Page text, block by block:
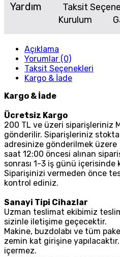
Yardım Taksit
Kurulum
Açıklama
Yorumlar (0)
Taksit Seçenekleri
Kargo & İade
Kargo & İade
Ücretsiz Kargo
200 TL ve üzeri siparişleriniz
gönderilir. Siparişleriniz
adresinize gönderilmek üzere
saat 12:00 öncesi alınan
sonrası 1-3 iş günü içerisinde
Siparişinizi vermeden önce
kontrol ediniz.
Sanayi Tipi Cihazlar
Uzman teslimat ekibimiz
sizinle iletişime geçecektir.
Makine, buzdolabı ve tüm
zemin kat girişine
içermez.